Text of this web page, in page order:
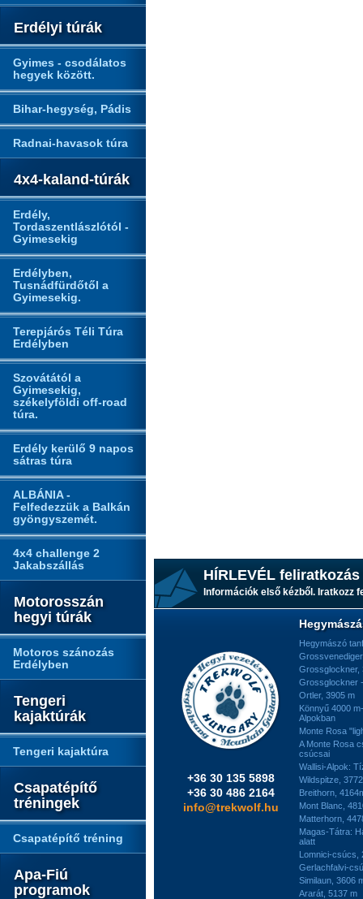
Erdélyi túrák
Gyimes - csodálatos
hegyek között.
Bihar-hegység, Pádis
Radnai-havasok túra
4x4-kaland-túrák
Erdély,
Tordaszentlászlótól -
Gyimesekig
Erdélyben,
Tusnádfürdőtől a
Gyimesekig.
Terepjárós Téli Túra
Erdélyben
Szovátától a
Gyimesekig,
székelyföldi off-road
túra.
Erdély kerülő 9 napos
sátras túra
ALBÁNIA -
Felfedezzük a Balkán
gyöngyszemét.
4x4 challenge 2
Jakabszállás
Motorosszán
hegyi túrák
Motoros szánozás
Erdélyben
Tengeri
kajaktúrák
Tengeri kajaktúra
Csapatépítő
tréningek
Csapatépítő tréning
Apa-Fiú
programok
HÍRLEVÉL feliratkozás
Információk első kézből. Iratkozz
+36 30 135 5898
+36 30 486 2164
info@trekwolf.hu
Hegymászó
Grossglockner,
Grossglockner
Ortler, 3905 m
Könnyű 4000
Alpokban
Monte Rosa
A Monte Rosa
csúcsai
Wallisi-Alpok:
Wildspitze,
Breithorn,
Mont Blanc,
Matterhorn,
Magas-Tátra:
alatt
Lomnici-csúcs,
Gerlachfalvi-
Similaun, 3606
Ararát, 5137 m